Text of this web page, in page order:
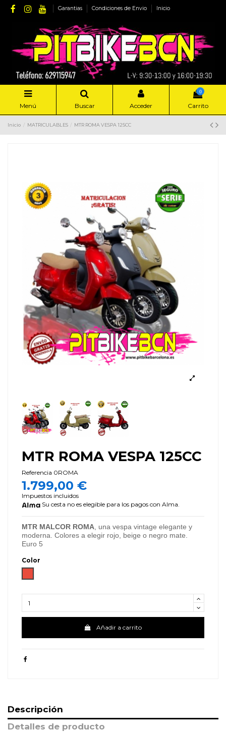
Garantias Condiciones de Envio Inicio
Menú Buscar Acceder
0
Carrito
Inicio MATRICULABLES MTR ROMA VESPA 125CC
MTR ROMA VESPA 125CC
Referencia 0ROMA
1.799,00 €
Impuestos incluidos
Su cesta no es elegible para los pagos con Alma.
MTR MALCOR ROMA, una vespa vintage elegante y
moderna. Colores a elegir rojo, beige o negro mate.
Euro 5
Color
Añadir a carrito
Descripción
Detalles de producto